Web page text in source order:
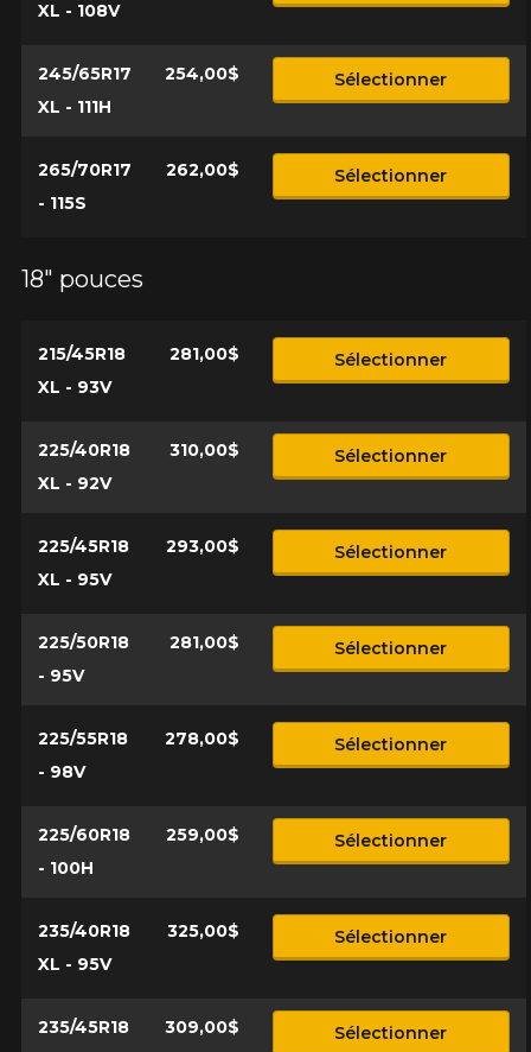
XL - 108V
245/65R17
XL - 111H
254,00$ Sélectionner
265/70R17
- 115S
262,00$ Sélectionner
18" pouces
215/45R18
XL - 93V
281,00$ Sélectionner
225/40R18
XL - 92V
310,00$ Sélectionner
225/45R18
XL - 95V
293,00$ Sélectionner
225/50R18
- 95V
281,00$ Sélectionner
225/55R18
- 98V
278,00$ Sélectionner
225/60R18
- 100H
259,00$ Sélectionner
235/40R18
XL - 95V
325,00$ Sélectionner
235/45R18
309,00$ Sélectionner